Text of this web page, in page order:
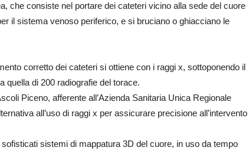
che consiste nel portare dei cateteri vicino alla sede del cuore
il sistema venoso periferico, e si bruciano o ghiacciano le
corretto dei cateteri si ottiene con i raggi x, sottoponendo il
quella di 200 radiografie del torace.
Piceno, afferente all’Azienda Sanitaria Unica Regionale
all’uso di raggi x per assicurare precisione all’intervento
sistemi di mappatura 3D del cuore, in uso da tempo